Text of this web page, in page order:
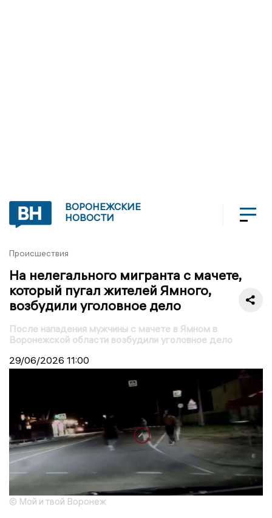
ВОРОНЕЖСКИЕ
НОВОСТИ
Происшествия
На нелегального мигранта с мачете,
который пугал жителей Ямного,
возбудили уголовное дело
После нападения мужчины с мачете в Ямном в
Воронежской области возбудили уголовное дело
29/06/2026 11:00
© Мой и твой Воронеж